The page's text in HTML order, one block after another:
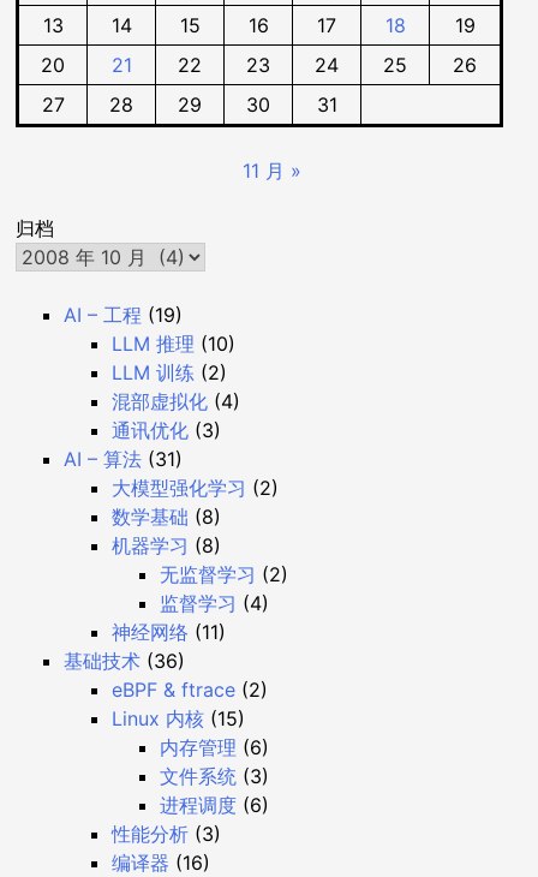
13
14 15 16 17 18
19
20
21 22 23 24 25
26
27
28 29 30 31
11 月 »
归档
AI – 工程 (19)
LLM 推理 (10)
LLM 训练 (2)
混部虚拟化 (4)
通讯优化 (3)
AI – 算法 (31)
大模型强化学习 (2)
数学基础 (8)
机器学习 (8)
无监督学习 (2)
监督学习 (4)
神经网络 (11)
基础技术 (36)
eBPF & ftrace (2)
Linux 内核 (15)
内存管理 (6)
文件系统 (3)
进程调度 (6)
性能分析 (3)
编译器 (16)